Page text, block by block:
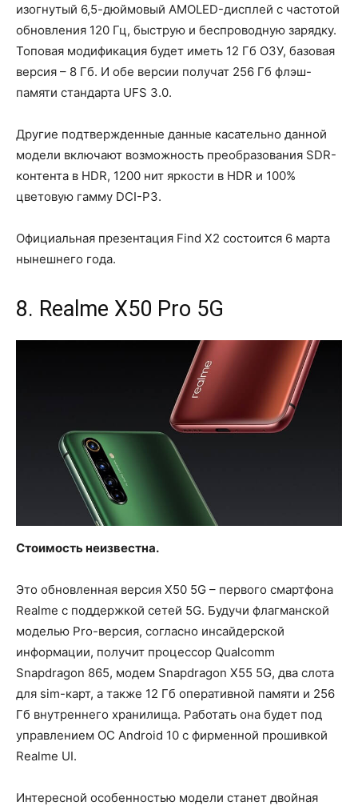
изогнутый 6,5-дюймовый AMOLED-дисплей с частотой
обновления 120 Гц, быструю и беспроводную зарядку.
Топовая модификация будет иметь 12 Гб ОЗУ, базовая
версия – 8 Гб. И обе версии получат 256 Гб флэш-
памяти стандарта UFS 3.0.
Другие подтвержденные данные касательно данной
модели включают возможность преобразования SDR-
контента в HDR, 1200 нит яркости в HDR и 100%
цветовую гамму DCI-P3.
Официальная презентация Find X2 состоится 6 марта
нынешнего года.
8. Realme X50 Pro 5G
Стоимость неизвестна.
Это обновленная версия X50 5G – первого смартфона
Realme с поддержкой сетей 5G. Будучи флагманской
моделью Pro-версия, согласно инсайдерской
информации, получит процессор Qualcomm
Snapdragon 865, модем Snapdragon X55 5G, два слота
для sim-карт, а также 12 Гб оперативной памяти и 256
Гб внутреннего хранилища. Работать она будет под
управлением ОС Android 10 с фирменной прошивкой
Realme UI.
Интересной особенностью модели станет двойная